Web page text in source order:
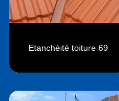
Etanchéité toiture 69